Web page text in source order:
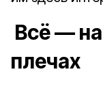
Всё —
плечах